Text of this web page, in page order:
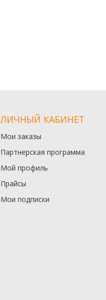
ЛИЧНЫЙ КАБИНЕТ
Мои заказы
Партнерская программа
Мой профиль
Прайсы
Мои подписки